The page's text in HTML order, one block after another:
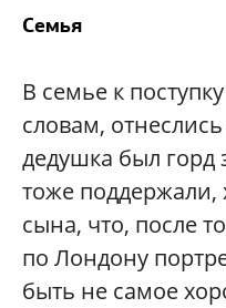
Семья
В семье к
словам,
дедушка был горд
тоже поддержали,
сына, что, после
по Лондону
быть не самое